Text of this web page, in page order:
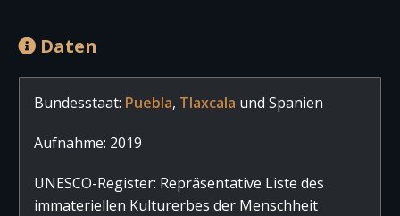
Daten
Bundesstaat: Puebla, Tlaxcala und Spanien
Aufnahme: 2019
UNESCO-Register: Repräsentative Liste des
immateriellen Kulturerbes der Menschheit